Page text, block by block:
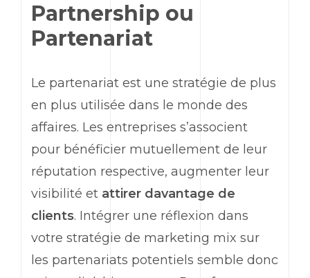
Partnership ou
Partenariat
Le partenariat est une stratégie de plus
en plus utilisée dans le monde des
affaires. Les entreprises s’associent
pour bénéficier mutuellement de leur
réputation respective, augmenter leur
visibilité et attirer davantage de
clients. Intégrer une réflexion dans
votre stratégie de marketing mix sur
les partenariats potentiels semble donc